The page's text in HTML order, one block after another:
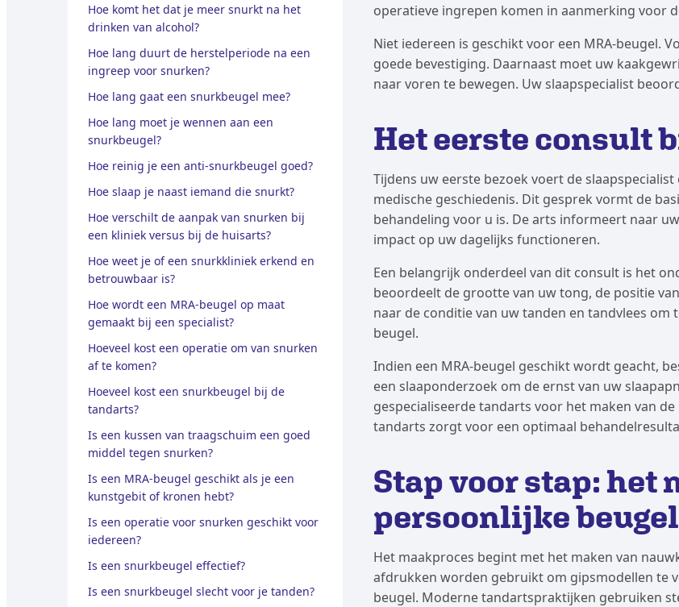
Hoe komt het dat je meer snurkt na het
drinken van alcohol?
Hoe lang duurt de herstelperiode na een
ingreep voor snurken?
Hoe lang gaat een snurkbeugel mee?
Hoe lang moet je wennen aan een
snurkbeugel?
Hoe reinig je een anti-snurkbeugel goed?
Hoe slaap je naast iemand die snurkt?
Hoe verschilt de aanpak van snurken bij
een kliniek versus bij de huisarts?
Hoe weet je of een snurkkliniek erkend en
betrouwbaar is?
Hoe wordt een MRA-beugel op maat
gemaakt bij een specialist?
Hoeveel kost een operatie om van snurken
af ​​te komen?
Hoeveel kost een snurkbeugel bij de
tandarts?
Is een kussen van traagschuim een ​​goed
middel tegen snurken?
Is een MRA-beugel geschikt als je een
kunstgebit of kronen hebt?
Is een operatie voor snurken geschikt voor
iedereen?
Is een snurkbeugel effectief?
Is een snurkbeugel slecht voor je tanden?
operatieve ingrepen komen in aanmerking voor
Niet iedereen is geschikt voor een MRA-beugel.
goede bevestiging. Daarnaast moet uw
naar voren te bewegen. Uw slaapspecialist
Het eerste consult
Tijdens uw eerste bezoek voert de
medische geschiedenis. Dit gesprek vormt de
behandeling voor u is. De arts informeert naar
impact op uw dagelijks functioneren.
Een belangrijk onderdeel van dit consult is het
beoordeelt de grootte van uw tong, de positie
naar de conditie van uw tanden en tandvlees
beugel.
Indien een MRA-beugel geschikt wordt geacht,
een slaaponderzoek om de ernst van uw
gespecialiseerde tandarts voor het maken van
tandarts zorgt voor een optimaal
Stap voor stap: het
persoonlijke beugel
Het maakproces begint met het maken van
afdrukken worden gebruikt om gipsmodellen te
beugel. Moderne tandartspraktijken gebruiken